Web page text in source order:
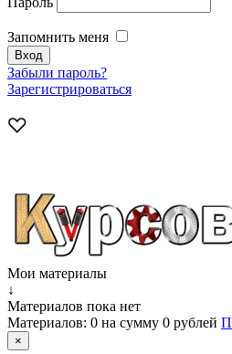
Запомнить меня
Забыли пароль?
Зарегистрироваться
Мои материалы
↓
Материалов пока нет
Материалов: 0 на сумму 0 рублей
×